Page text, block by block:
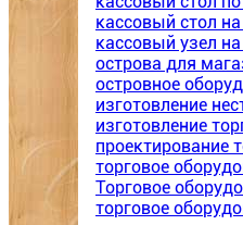
кассовый стол
кассовый узел
острова для
островное
изготовление
изготовление
проектирование
торговое
Торговое
торговое